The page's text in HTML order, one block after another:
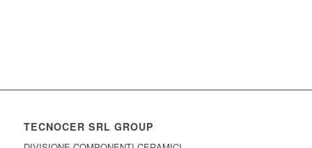
TECNOCER SRL GROUP